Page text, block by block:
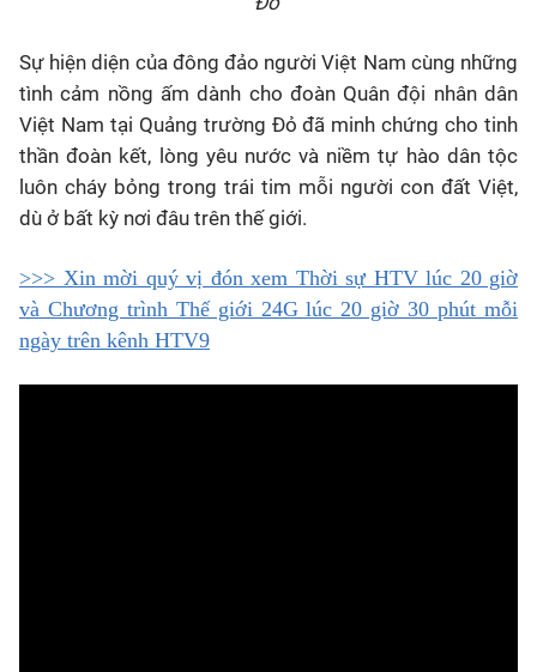
Sự hiện diện của đông đảo người Việt Nam cùng những
tình cảm nồng ấm dành cho đoàn Quân đội nhân dân
Việt Nam tại Quảng trường Đỏ đã minh chứng cho tinh
thần đoàn kết, lòng yêu nước và niềm tự hào dân tộc
luôn cháy bỏng trong trái tim mỗi người con đất Việt,
dù ở bất kỳ nơi đâu trên thế giới.
>>> Xin mời quý vị đón xem Thời sự HTV lúc 20 giờ
và Chương trình Thế giới 24G lúc 20 giờ 30 phút mỗi
ngày trên kênh HTV9